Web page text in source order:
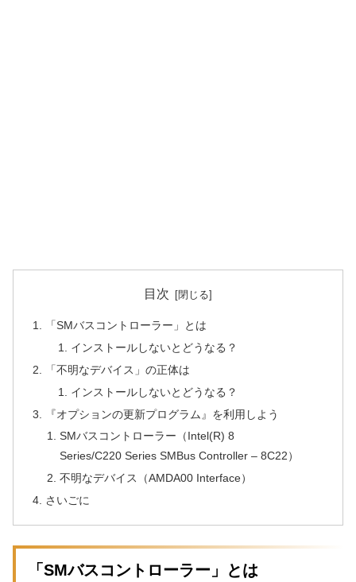
目次
「SMバスコントローラー」とは
インストールしないとどうなる？
「不明なデバイス」の正体は
インストールしないとどうなる？
『オプションの更新プログラム』を利用しよう
SMバスコントローラー（Intel(R) 8
Series/C220 Series SMBus Controller – 8C22）
不明なデバイス（AMDA00 Interface）
さいごに
「SMバスコントローラー」とは